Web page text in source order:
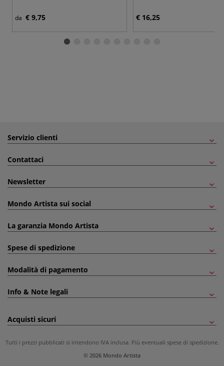
da € 9,75 € 16,25
Servizio clienti
Contattaci
Newsletter
Mondo Artista sui social
La garanzia Mondo Artista
Spese di spedizione
Modalità di pagamento
Info & Note legali
Acquisti sicuri
Tutti i prezzi pubblicati si intendono IVA inclusa. Più eventuali spese di spedizione.
© 2026 Mondo Artista